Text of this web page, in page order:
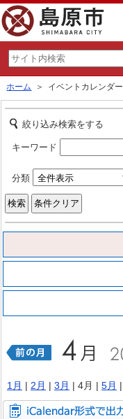
ホーム ＞ イベントカレンダー
絞り込み検索をする
キーワード
分類
1月 | 2月 | 3月 | 4月 | 5月 |